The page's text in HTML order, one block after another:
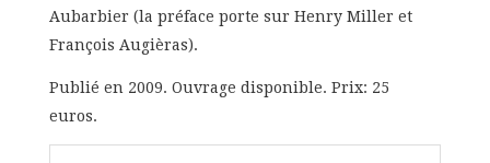
Aubarbier (la préface porte sur Henry Miller et
François Augièras).
Publié en 2009. Ouvrage disponible. Prix: 25
euros.